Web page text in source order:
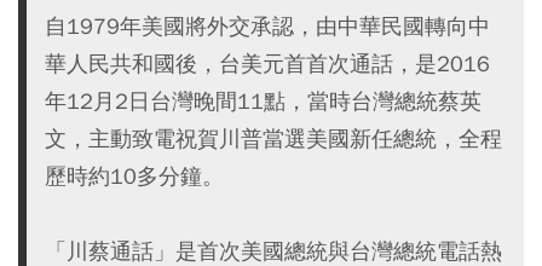
自1979年美國將外交承認，由中華民國轉向中
華人民共和國後，台美元首首次通話，是2016
年12月2日台灣晚間11點，當時台灣總統蔡英
文，主動致電祝賀川普當選美國新任總統，全程
歷時約10多分鐘。
「川蔡通話」是首次美國總統與台灣總統電話熱